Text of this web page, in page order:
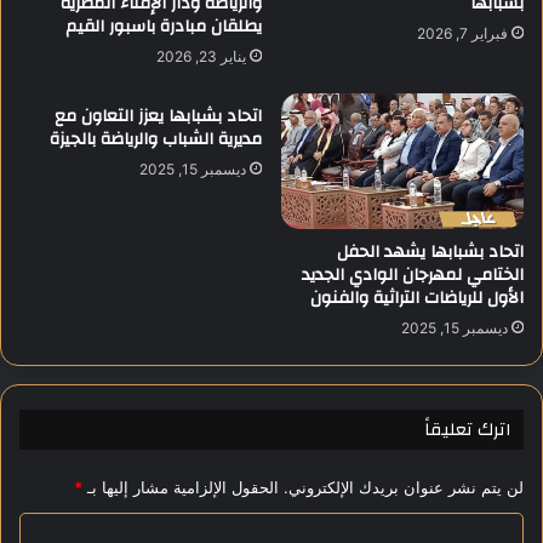
د
ا
ن
ي
ف
ي
ق
ص
ر
ا
د
ت
ا
ل
ت
ق
د
ي
م
ف
ي
م
ا
فبراير 7, 2026 يطلقان مبادرة باسبور القيم
يناير 23, 2026
اتحاد بشبابها يشهد الحفل
الختامي لمهرجان الوادي الجديد
الأول للرياضات التراثية والفنون
ديسمبر 15, 2025
اتحاد بشبابها يعزز التعاون مع
مديرية الشباب والرياضة بالجيزة
ديسمبر 15, 2025
اترك تعليقاً
لن يتم نشر عنوان بريدك الإلكتروني. الحقول الإلزامية مشار إليها بـ *